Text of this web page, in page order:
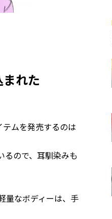
れた
ムを発売するのは
るので、耳馴染みも
量なボディーは、手